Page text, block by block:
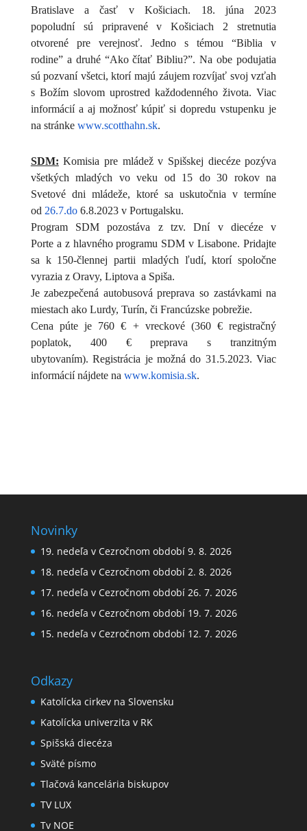
Bratislave a časť v Košiciach. 18. júna 2023
popoludní sú pripravené v Košiciach 2 stretnutia
otvorené pre verejnosť. Jedno s témou “Biblia v
rodine” a druhé “Ako čítať Bibliu?”. Na obe podujatia
sú pozvaní všetci, ktorí majú záujem rozvíjať svoj vzťah
s Božím slovom uprostred každodenného života. Viac
informácií a aj možnosť kúpiť si dopredu vstupenku je
na stránke www.scotthahn.sk.
SDM: Komisia pre mládež v Spišskej diecéze pozýva
všetkých mladých vo veku od 15 do 30 rokov na
Svetové dni mládeže, ktoré sa uskutočnia v termíne
od 26.7.do6.8.2023 v Portugalsku.
Program SDM pozostáva z tzv. Dní v diecéze v
Porte a z hlavného programu SDM v Lisabone. Pridajte
sa k 150-člennej partii mladých ľudí, ktorí spoločne
vyrazia z Oravy, Liptova a Spiša.
Je zabezpečená autobusová preprava so zastávkami na
miestach ako Lurdy, Turín, či Francúzske pobrežie.
Cena púte je 760 € + vreckové (360 € registračný
poplatok, 400 € preprava s tranzitným
ubytovaním). Registrácia je možná do 31.5.2023. Viac
informácií nájdete na www.komisia.sk.
Novinky
19. nedeľa v Cezročnom období 9. 8. 2026
18. nedeľa v Cezročnom období 2. 8. 2026
17. nedeľa v Cezročnom období 26. 7. 2026
16. nedeľa v Cezročnom období 19. 7. 2026
15. nedeľa v Cezročnom období 12. 7. 2026
Odkazy
Katolícka cirkev na Slovensku
Katolícka univerzita v RK
Spišská diecéza
Sväté písmo
Tlačová kancelária biskupov
TV LUX
Tv NOE